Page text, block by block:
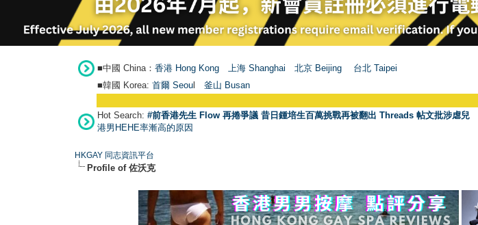
■中國 China： 香港 Hong Kong 上海 Shanghai 北京 Beijing 台北 Taipei
■韓國 Korea: 首爾 Seou 釜山 Busan
Hot Search: #前香港先生 Flow 再捲爭議 昔日鍾培生百萬挑戰再被翻出 Threads 帖文批涉虐兒
港男HEHE率漸高的原因
HKGAY 同志資訊平台
Profile of 佐沃克